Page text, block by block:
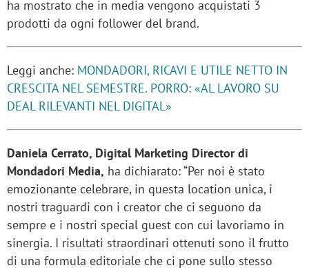
ha mostrato che in media vengono acquistati 3
prodotti da ogni follower del brand.
Leggi anche: MONDADORI, RICAVI E UTILE NETTO IN
CRESCITA NEL SEMESTRE. PORRO: «AL LAVORO SU
DEAL RILEVANTI NEL DIGITAL»
Daniela Cerrato, Digital Marketing Director di
Mondadori Media, ha dichiarato: “Per noi è stato
emozionante celebrare, in questa location unica, i
nostri traguardi con i creator che ci seguono da
sempre e i nostri special guest con cui lavoriamo in
sinergia. I risultati straordinari ottenuti sono il frutto
di una formula editoriale che ci pone sullo stesso